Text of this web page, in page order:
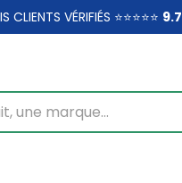
VÉRIFIÉS ⭐⭐⭐⭐⭐ 9.7